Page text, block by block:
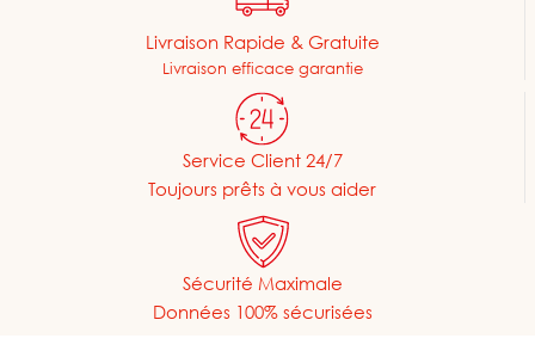
Livraison Rapide & Gratuite
Livraison efficace garantie
Service Client 24/7
Toujours prêts à vous aider
Sécurité Maximale
Données 100% sécurisées